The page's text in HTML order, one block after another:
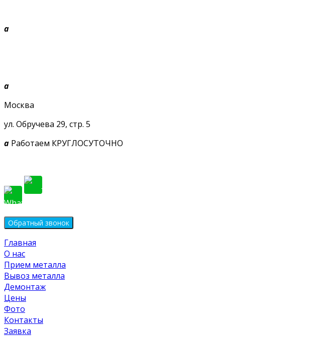
a
a
Москва
ул. Обручева 29, стр. 5
a Работаем КРУГЛОСУТОЧНО
Главная
О нас
Прием металла
Вывоз металла
Демонтаж
Цены
Фото
Контакты
Заявка